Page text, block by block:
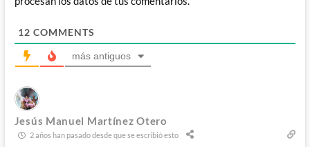
12 COMMENTS
más antiguos
Jesús Manuel Martínez Otero
2 años han pasado desde que se escribió esto